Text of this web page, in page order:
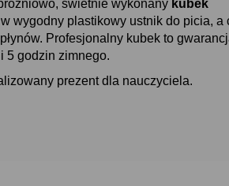
świetnie wykonany kubek
wygodny plastikowy ustnik do picia, a
Profesjonalny kubek to
5 godzin zimnego.
prezent dla nauczyciela.